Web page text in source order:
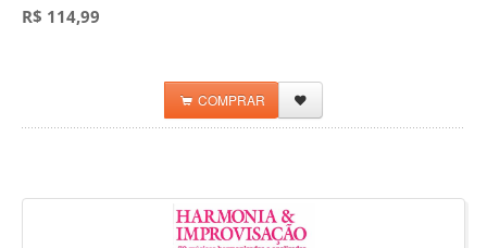
R$ 114,99
COMPRAR